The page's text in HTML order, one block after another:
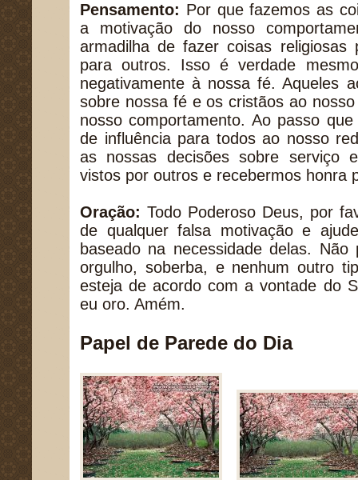
Pensamento: Por que fazemos as
a motivação do nosso
armadilha de fazer coisas religiosas
para outros. Isso é verdade
negativamente à nossa fé. Aqueles
sobre nossa fé e os cristãos ao
nosso comportamento. Ao passo
de influência para todos ao nosso
as nossas decisões sobre serviço
vistos por outros e recebermos honra
Oração: Todo Poderoso Deus, por
de qualquer falsa motivação e
baseado na necessidade delas.
orgulho, soberba, e nenhum outro
esteja de acordo com a vontade do
eu oro. Amém.
Papel de Parede do Dia